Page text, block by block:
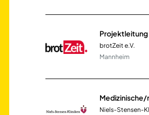
brotZeit e.V.
Mannheim
Niels-Stensen-